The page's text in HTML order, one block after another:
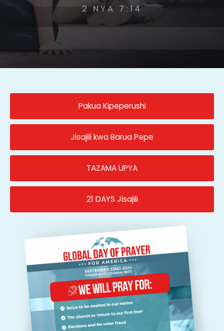
2 NYA 7:14
Pakua Kipeperushi
Jisajili kwa Barua Pepe
TAZAMA UPYA
21 DAYS Jisajili